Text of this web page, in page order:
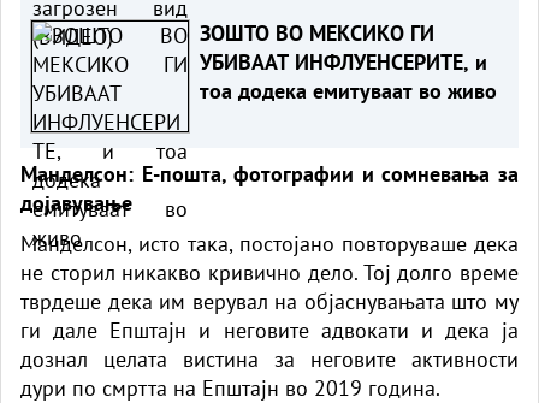
ЗОШТО ВО МЕКСИКО ГИ
УБИВААТ ИНФЛУЕНСЕРИТЕ, и
тоа додека емитуваат во живо
Манделсон: Е-пошта, фотографии и сомневања за
дојавување
Манделсон, исто така, постојано повторуваше дека
не сторил никакво кривично дело. Тој долго време
тврдеше дека им верувал на објаснувањата што му
ги дале Епштајн и неговите адвокати и дека ја
дознал целата вистина за неговите активности
дури по смртта на Епштајн во 2019 година.